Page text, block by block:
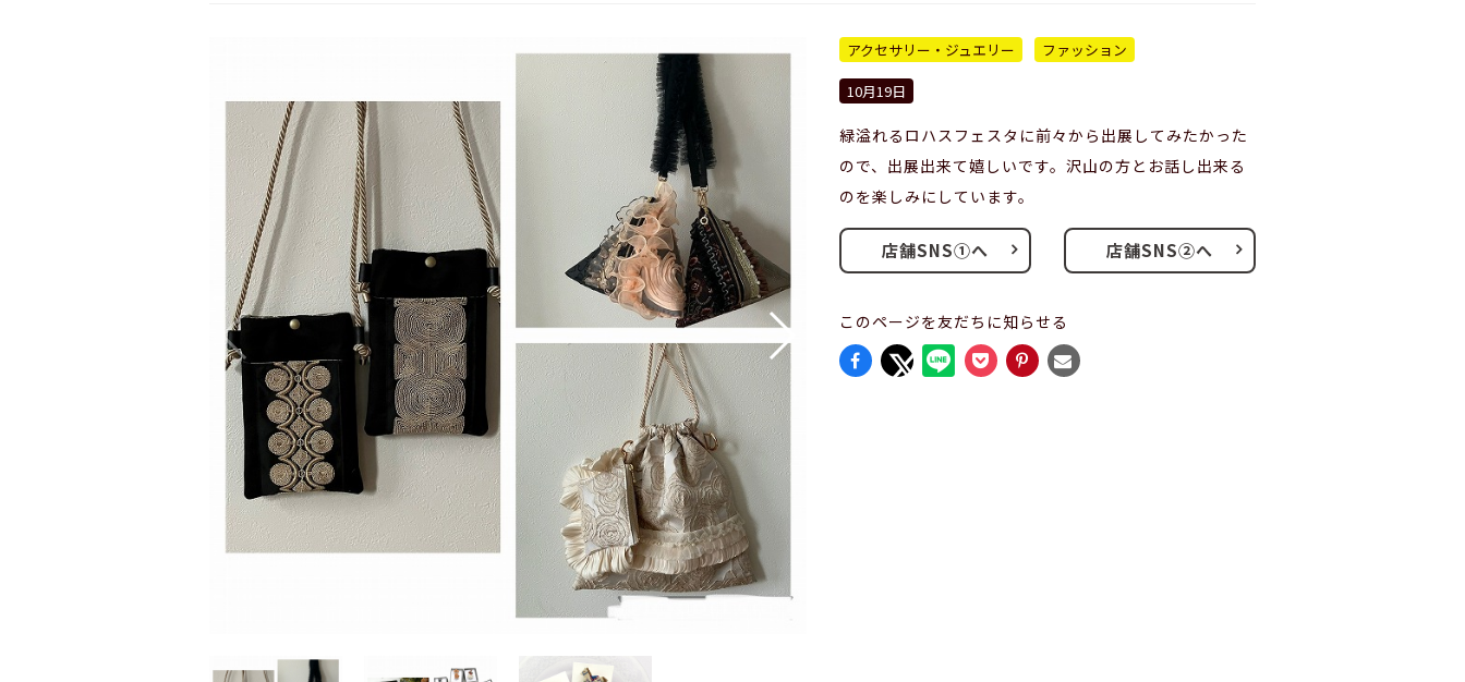
アクセサリー・ジュエリー
ファッション
10月19日
緑溢れるロハスフェスタに前々から出展してみたかった
ので、出展出来て嬉しいです。沢山の方とお話し出来る
のを楽しみにしています。
店舗SNS①へ 店舗SNS②へ
このページを友だちに知らせる